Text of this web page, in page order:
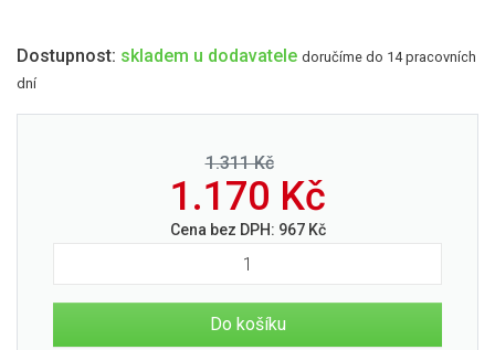
Dostupnost: skladem u dodavatele doručíme do 14 pracovních
dní
1.311 Kč
1.170 Kč
Cena bez DPH: 967Kč
Do košíku